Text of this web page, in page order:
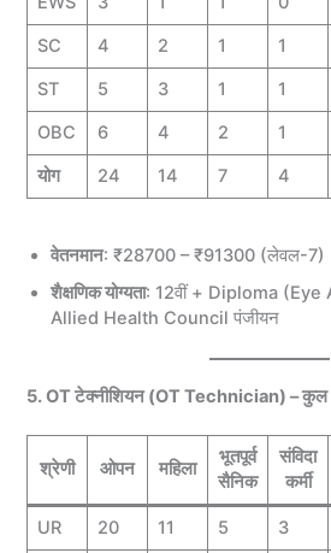
SC
4 2 1 1
ST
5 3 1 1
OBC
6 4 2 1
योग
24 14 7 4
वेतनमान: ₹28700 – ₹91300 (लेवल-7)
शैक्षणिक योग्यता: 12वीं + Diploma
Allied Health Council पंजीयन
5. OT टेक्नीशियन (OT Technician) –
श्रेणी ओपन महिला
भूतपूर्व
सैनिक
संविदा
कर्मी
UR 20 11 5 3